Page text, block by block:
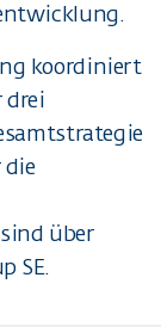
koordiniert
drei
die
über
SE.